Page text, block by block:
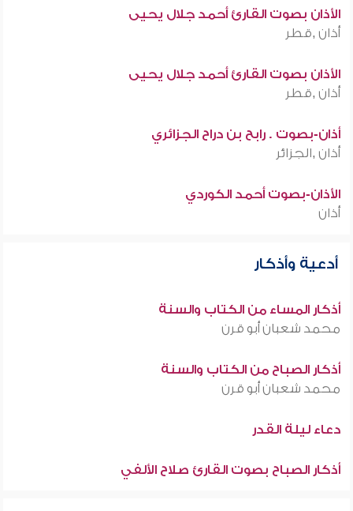
الأذان بصوت القارئ أحمد جلال يحيى
أذان ,قطر
الأذان بصوت القارئ أحمد جلال يحيى
أذان ,قطر
أذان-بصوت . رابح بن دراح الجزائري
أذان ,الجزائر
الأذان-بصوت أحمد الكوردي
أذان
أدعية وأذكار
أذكار المساء من الكتاب والسنة
محمد شعبان أبو قرن
أذكار الصباح من الكتاب والسنة
محمد شعبان أبو قرن
دعاء ليلة القدر
أذكار الصباح بصوت القارئ صلاح الألفي